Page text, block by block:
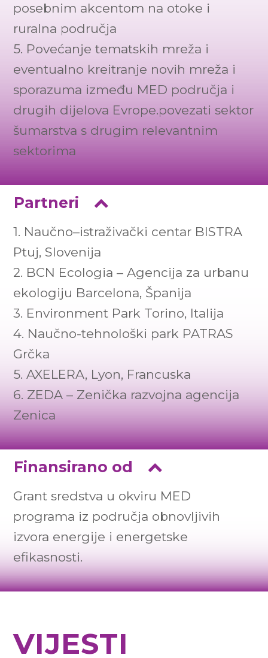
posebnim akcentom na otoke i
ruralna područja
5. Povećanje tematskih mreža i
eventualno kreitranje novih mreža i
sporazuma između MED područja i
drugih dijelova Evrope.povezati sektor
šumarstva s drugim relevantnim
sektorima
Partneri
1. Naučno–istraživački centar BISTRA
Ptuj, Slovenija
2. BCN Ecologia – Agencija za urbanu
ekologiju Barcelona, Španija
3. Environment Park Torino, Italija
4. Naučno-tehnološki park PATRAS
Grčka
5. AXELERA, Lyon, Francuska
6. ZEDA – Zenička razvojna agencija
Zenica
Finansirano od
Grant sredstva u okviru MED
programa iz područja obnovljivih
izvora energije i energetske
efikasnosti.
VIJESTI